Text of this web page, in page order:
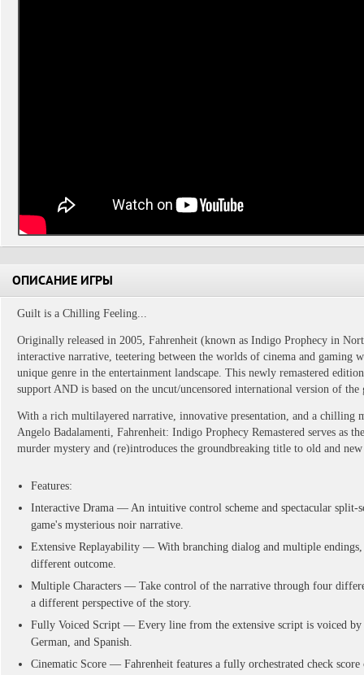
ОПИСАНИЕ ИГРЫ
Guilt is a Chilling Feeling...
Originally released in 2005, Fahrenheit (known as Indigo Prophecy in
interactive narrative, teetering between the worlds of cinema and gaming
unique genre in the entertainment landscape. This newly remastered
support AND is based on the uncut/uncensored international version of the
With a rich multilayered narrative, innovative presentation, and a chilling
Angelo Badalamenti, Fahrenheit: Indigo Prophecy Remastered serves as
murder mystery and (re)introduces the groundbreaking title to old and
Features:
Interactive Drama — An intuitive control scheme and spectacular split-
game's mysterious noir narrative.
Extensive Replayability — With branching dialog and multiple endings,
different outcome.
Multiple Characters — Take control of the narrative through four
a different perspective of the story.
Fully Voiced Script — Every line from the extensive script is voiced by
German, and Spanish.
Cinematic Score — Fahrenheit features a fully orchestrated check